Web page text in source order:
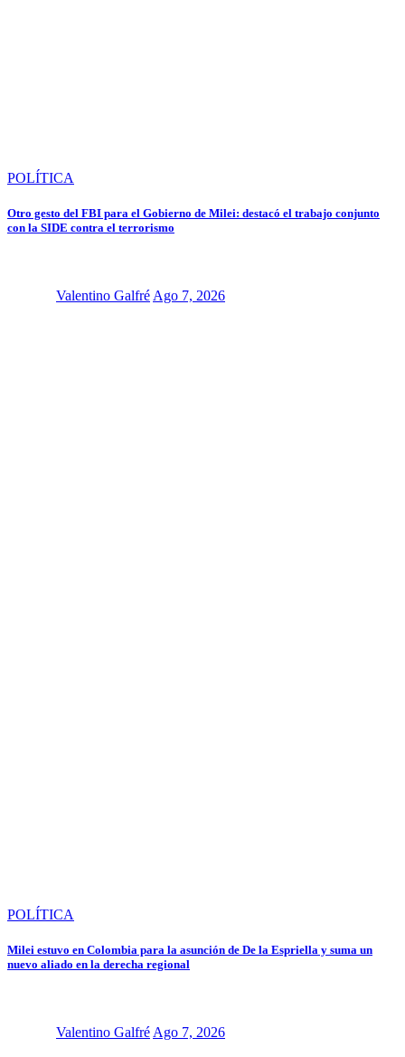
POLÍTICA
Otro gesto del FBI para el Gobierno de Milei: destacó el trabajo conjunto
con la SIDE contra el terrorismo
Valentino Galfré Ago 7, 2026
POLÍTICA
Milei estuvo en Colombia para la asunción de De la Espriella y suma un
nuevo aliado en la derecha regional
Valentino GalfréAgo 7, 2026